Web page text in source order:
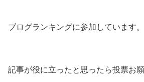
ブログランキングに参加しています。
記事が役に立ったと思ったら投票お願